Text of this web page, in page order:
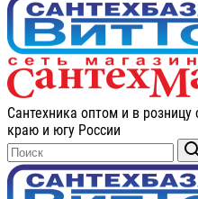
Сантехника оптом и в
краю и югу России